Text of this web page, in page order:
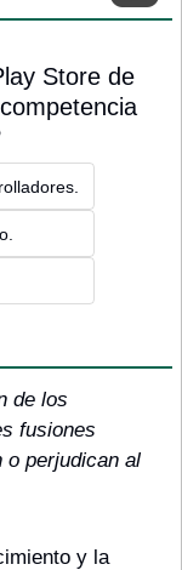
Store de
de los
fusiones
o perjudican al
y la